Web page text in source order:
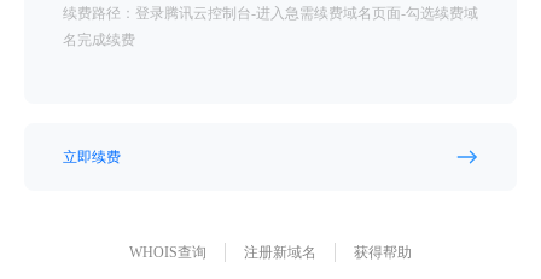
续费路径：登录腾讯云控制台-进入急需续费域名页面-勾选续费域
名完成续费
立即续费
WHOIS查询 注册新域名 获得帮助